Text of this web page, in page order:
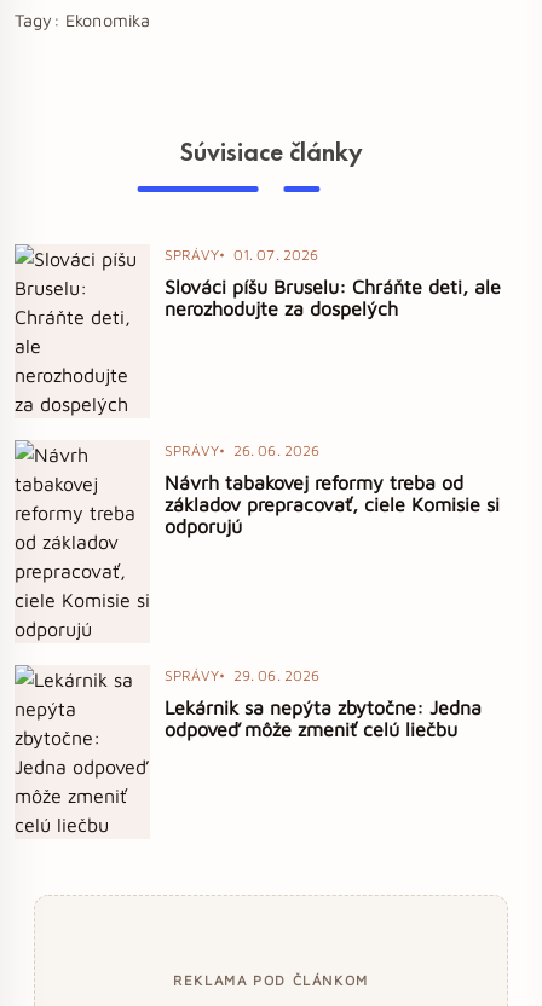
Tagy: Ekonomika
Súvisiace články
SPRÁVY 01. 07. 2026
Slováci píšu Bruselu: Chráňte deti, ale
nerozhodujte za dospelých
SPRÁVY 26. 06. 2026
Návrh tabakovej reformy treba od
základov prepracovať, ciele Komisie si
odporujú
SPRÁVY 29. 06. 2026
Lekárnik sa nepýta zbytočne: Jedna
odpoveď môže zmeniť celú liečbu
REKLAMA POD ČLÁNKOM